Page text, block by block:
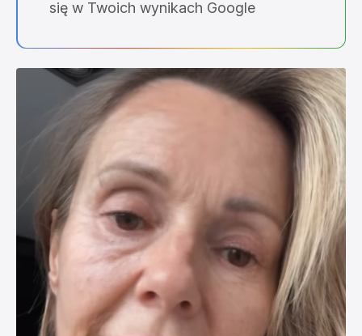
się w Twoich wynikach Google